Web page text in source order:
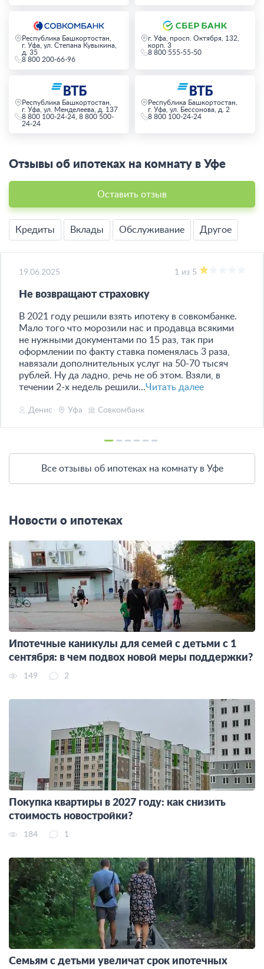
Республика Башкортостан,
г. Уфа, ул. Степана Кувыкина,
д. 35
8 800 200-66-96
г. Уфа, просп. Октября, 132,
корп. 3
8 800 555-55-50
Республика Башкортостан,
г. Уфа, ул. Менделеева, д. 137
8 800 100-24-24, 8 800 500-
24-24
Республика Башкортостан,
г. Уфа, ул. Бессонова, д. 2
8 800 100-24-24
Отзывы об ипотеках на комнату в Уфе
Оставить отзыв
Кредиты Вклады Обслуживание Другое
19.06.2025 1 из 5
Не возвращают страховку
В 2021 году решили взять ипотеку в совкомбанке.
Мало того что морозили нас и продавца всякими
не нужными документами по 15 раз, так при
оформлении по факту ставка поменялась 3 раза,
навязали дополнительных услуг на 50-70 тысяч
рублей. Ну да ладно, речь не об этом. Взяли, в
течении 2-х недель решили...Читать далее
Денис Уфа Совкомбанк
Все отзывы об ипотеках на комнату в Уфе
Новости о ипотеках
Ипотечные каникулы для семей с детьми с 1
сентября: в чем подвох новой меры поддержки?
149 2
Покупка квартиры в 2027 году: как снизить
стоимость новостройки?
184 1
Семьям с детьми увеличат срок ипотечных